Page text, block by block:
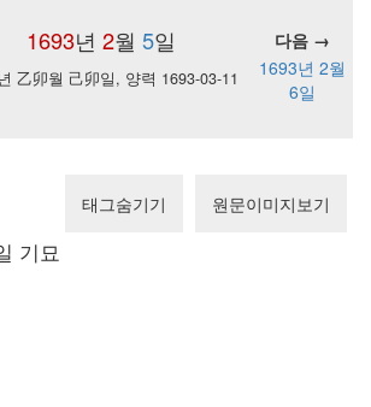
1693년 2월 5일
다음 →
乙卯월 己卯일, 양력 1693-03-11
1693년 2월
6일
태그숨기기 원문이미지보기
기묘